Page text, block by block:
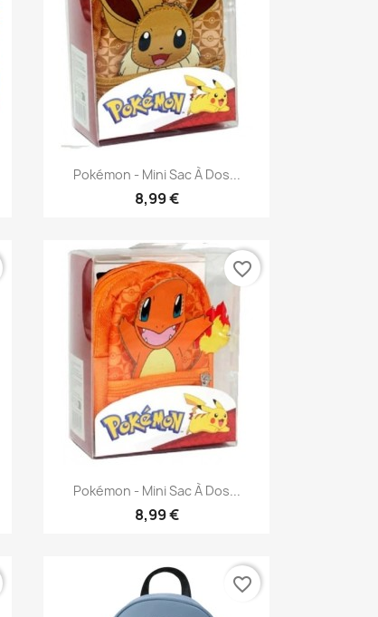
Aperçu rapide
Pokémon - Mini Sac À Dos...
8,99 €
Aperçu rapide
Pokémon - Mini Sac À Dos...
8,99 €
favorite_border
favorite_border